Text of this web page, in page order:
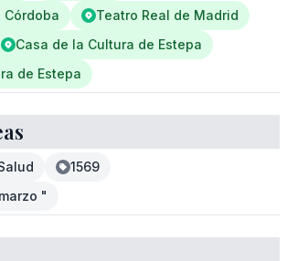
Teatro Real de Madrid
Casa de la Cultura de Estepa
de Estepa
1569
"